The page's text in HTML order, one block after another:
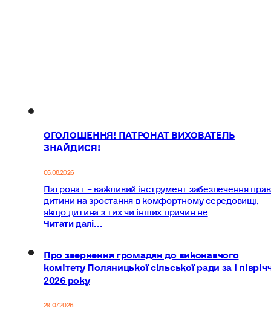
ОГОЛОШЕННЯ! ПАТРОНАТ ВИХОВАТЕЛЬ
ЗНАЙДИСЯ!
05.08.2026
Патронат – важливий інструмент забезпечення
дитини на зростання в комфортному середовищі,
якщо дитина з тих чи інших причин не
Читати далі...
Про звернення громадян до виконавчого
комітету Поляницької сільської ради за І
2026 року
29.07.2026